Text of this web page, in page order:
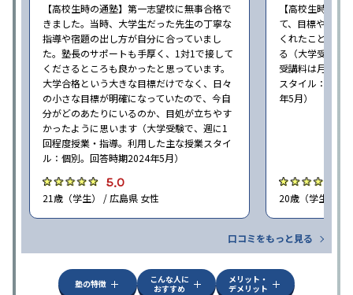
【高校生時の通塾】第一志望校に無事合格で
きました。当時、大学生だった先生の丁寧な
指導や宿題の出し方が自分に合っていまし
た。塾長のサポートも手厚く、1対1で接して
くださるところも良かったと思っています。
大学合格という大きな目標だけでなく、日々
の小さな目標が明確になっていたので、今自
分がどのあたりにいるのか、目処が立ちやす
かったように思います（大学受験で、週に1
回程度授業・指導。利用した主な授業スタイ
ル：個別。回答時期2024年5月）
5.0
21歳（学生） / 広島県 女性
【高校生時の通
て、目標や勉強
くれたことが、
る（大学受験で
受講料は月
スタイル：個別
年5月）
20歳（学生） /
口コミをもっと見る
塾の特徴
こんな人に
おすすめ
メリット・
デメリット